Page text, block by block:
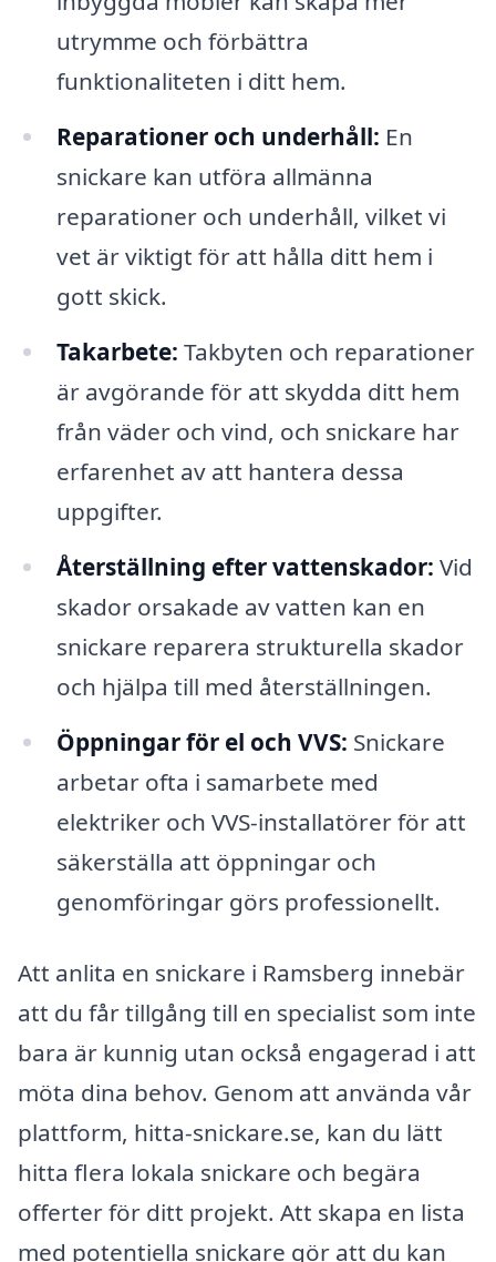
utrymme och förbättra
funktionaliteten i ditt hem.
Reparationer och underhåll: En
snickare kan utföra allmänna
reparationer och underhåll, vilket vi
vet är viktigt för att hålla ditt hem i
gott skick.
Takarbete: Takbyten och reparationer
är avgörande för att skydda ditt hem
från väder och vind, och snickare har
erfarenhet av att hantera dessa
uppgifter.
Återställning efter vattenskador: Vid
skador orsakade av vatten kan en
snickare reparera strukturella skador
och hjälpa till med återställningen.
Öppningar för el och VVS: Snickare
arbetar ofta i samarbete med
elektriker och VVS-installatörer för att
säkerställa att öppningar och
genomföringar görs professionellt.
Att anlita en snickare i Ramsberg innebär
att du får tillgång till en specialist som inte
bara är kunnig utan också engagerad i att
möta dina behov. Genom att använda vår
plattform, hitta-snickare.se, kan du lätt
hitta flera lokala snickare och begära
offerter för ditt projekt. Att skapa en lista
med potentiella snickare gör att du kan